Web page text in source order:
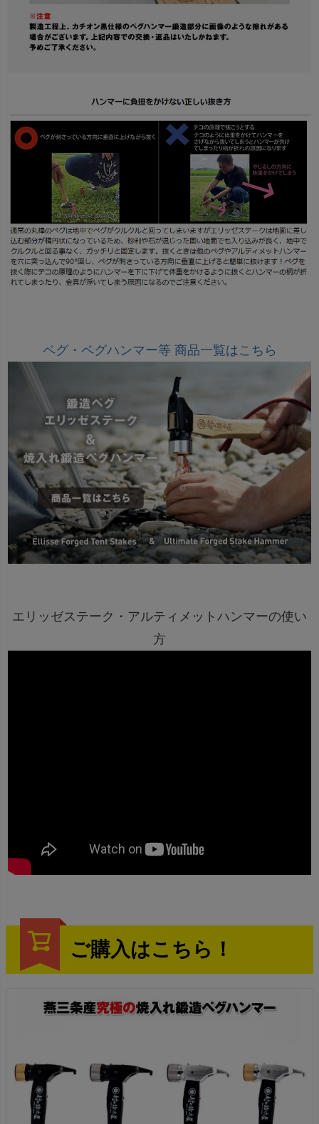
ペグ・ペグハンマー等 商品一覧はこちら
エリッゼステーク・アルティメットハンマーの使い
方
ご購入はこちら！